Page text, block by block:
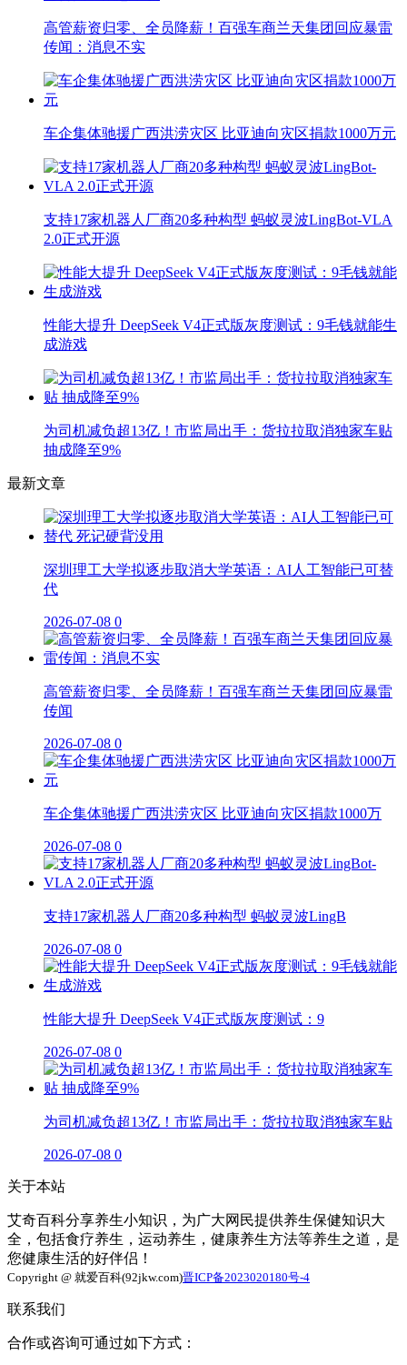
高管薪资归零、全员降薪！百强车商兰天集团回应暴雷
传闻：消息不实
车企集体驰援广西洪涝灾区 比亚迪向灾区捐款1000万元
支持17家机器人厂商20多种构型 蚂蚁灵波LingBot-VLA
2.0正式开源
性能大提升 DeepSeek V4正式版灰度测试：9毛钱就能生
成游戏
为司机减负超13亿！市监局出手：货拉拉取消独家车贴
抽成降至9%
最新文章
深圳理工大学拟逐步取消大学英语：AI人工智能已可替
代
2026-07-08 0
高管薪资归零、全员降薪！百强车商兰天集团回应暴雷
传闻
2026-07-08 0
车企集体驰援广西洪涝灾区 比亚迪向灾区捐款1000万
2026-07-08 0
支持17家机器人厂商20多种构型 蚂蚁灵波LingB
2026-07-08 0
性能大提升 DeepSeek V4正式版灰度测试：9
2026-07-08 0
为司机减负超13亿！市监局出手：货拉拉取消独家车贴
2026-07-08 0
关于本站
艾奇百科分享养生小知识，为广大网民提供养生保健知识大
全，包括食疗养生，运动养生，健康养生方法等养生之道，是
您健康生活的好伴侣！
Copyright @ 就爱百科(92jkw.com)晋ICP备2023020180号-4
联系我们
合作或咨询可通过如下方式：